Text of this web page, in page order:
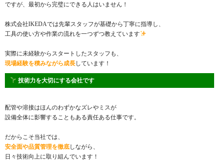
ですが、最初から完璧にできる人はいません！
株式会社IKEDAでは先輩スタッフが基礎から丁寧に指導し、
工具の使い方や作業の流れを一つずつ教えています
実際に未経験からスタートしたスタッフも、
現場経験を積みながら成長しています！
技術力を大切にする会社です
配管や溶接はほんのわずかなズレやミスが
設備全体に影響することもある責任ある仕事です。
だからこそ当社では、
安全面や品質管理を徹底しながら、
日々技術向上に取り組んでいます！